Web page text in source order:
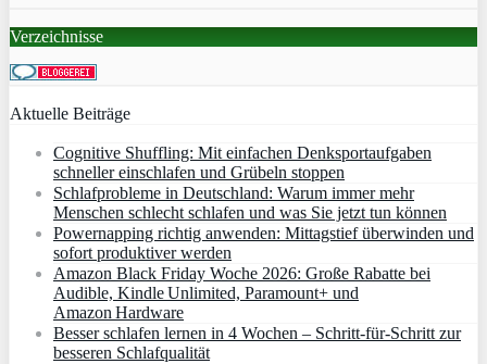
Verzeichnisse
Aktuelle Beiträge
Cognitive Shuffling: Mit einfachen Denksportaufgaben
schneller einschlafen und Grübeln stoppen
Schlafprobleme in Deutschland: Warum immer mehr
Menschen schlecht schlafen und was Sie jetzt tun können
Powernapping richtig anwenden: Mittagstief überwinden und
sofort produktiver werden
Amazon Black Friday Woche 2026: Große Rabatte bei
Audible, Kindle Unlimited, Paramount+ und
Amazon Hardware
Besser schlafen lernen in 4 Wochen – Schritt‑für‑Schritt zur
besseren Schlafqualität